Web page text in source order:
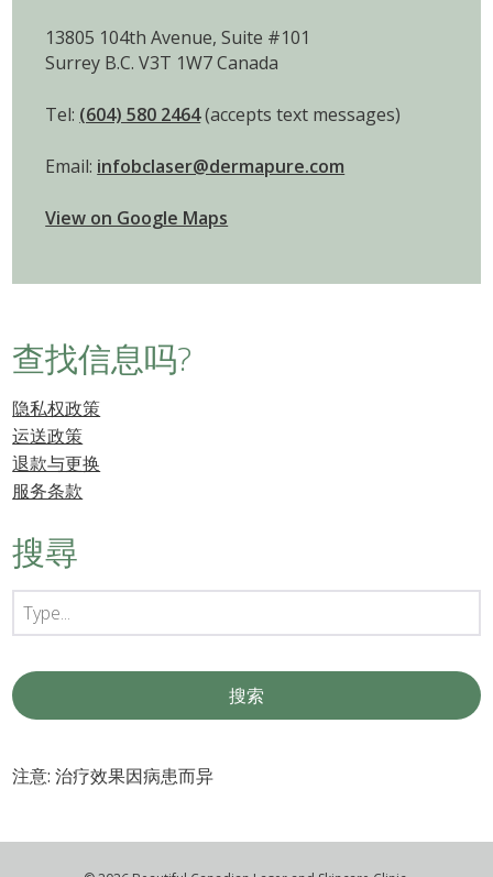
13805 104th Avenue, Suite #101
Surrey B.C. V3T 1W7 Canada
Tel: (604) 580 2464(accepts text messages)
Email: infobclaser@dermapure.com
View on Google Maps
查找信息吗?
隐私权政策
运送政策
退款与更换
服务条款
搜尋
注意: 治疗效果因病患而异